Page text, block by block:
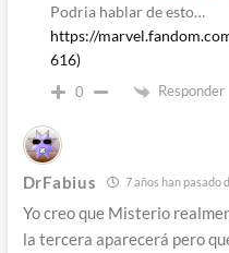
Podria hablar de esto…
https://
616)
0 Responder
DrFabius 7 años han pasado
Yo creo que Misterio
la tercera aparecerá pero